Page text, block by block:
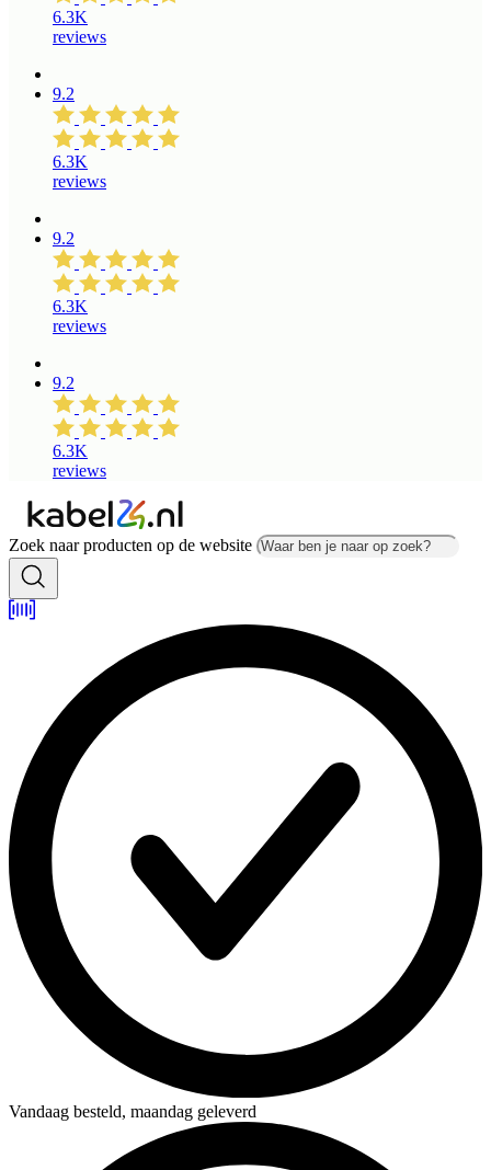
6.3K
reviews
9.2
6.3K
reviews
9.2
6.3K
reviews
9.2
6.3K
reviews
Zoek naar producten op de website
Vandaag besteld, maandag geleverd